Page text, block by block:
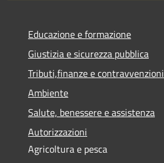
Educazione e formazione
Giustizia e sicurezza pubblica
Tributi,finanze e contravvenzioni
Ambiente
Salute, benessere e assistenza
Autorizzazioni
Agricoltura e pesca